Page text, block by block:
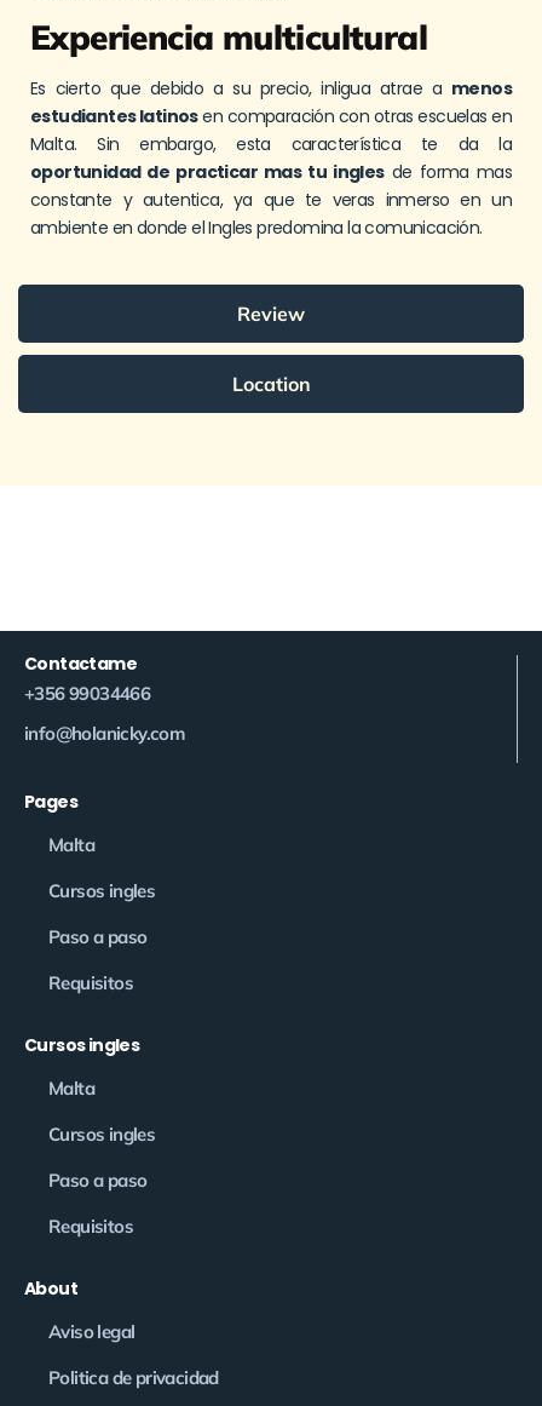
Review
Location
Experiencia multicultural
Es cierto que debido a su precio, inligua atrae a menos
estudiantes latinosen comparación con otras escuelas en
Malta. Sin embargo, esta característica te da la
oportunidad de practicar mas tu inglesde forma mas
constante y autentica, ya que te veras inmerso en un
ambiente en donde el Ingles predomina la comunicación.
Contactame
+356 99034466
info@holanicky.com
Pages
Malta
Cursos ingles
Paso a paso
Requisitos
Cursos ingles
Malta
Cursos ingles
Paso a paso
Requisitos
About
Aviso legal
Politica de privacidad